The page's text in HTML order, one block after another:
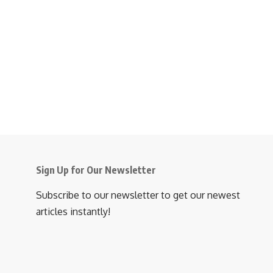
Sign Up for Our Newsletter
Subscribe to our newsletter to get our newest
articles instantly!